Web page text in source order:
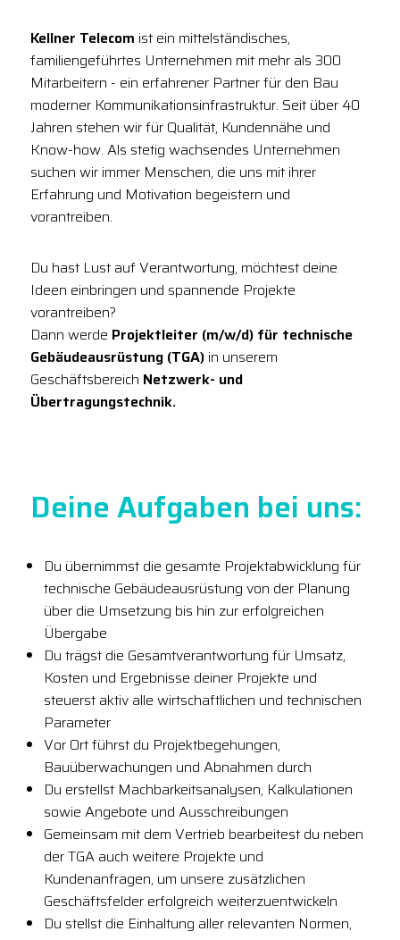
Kellner Telecom ist ein mittelständisches,
familiengeführtes Unternehmen mit mehr als 300
Mitarbeitern - ein erfahrener Partner für den Bau
moderner Kommunikationsinfrastruktur. Seit über 40
Jahren stehen wir für Qualität, Kundennähe und
Know-how. Als stetig wachsendes Unternehmen
suchen wir immer Menschen, die uns mit ihrer
Erfahrung und Motivation begeistern und
vorantreiben.
Du hast Lust auf Verantwortung, möchtest deine
Ideen einbringen und spannende Projekte
vorantreiben?
Dann werde Projektleiter (m/w/d) für technische
Gebäudeausrüstung (TGA) in unserem
Geschäftsbereich Netzwerk- und
Übertragungstechnik.
Deine Aufgaben bei uns:
Du übernimmst die gesamte Projektabwicklung für
technische Gebäudeausrüstung von der Planung
über die Umsetzung bis hin zur erfolgreichen
Übergabe
Du trägst die Gesamtverantwortung für Umsatz,
Kosten und Ergebnisse deiner Projekte und
steuerst aktiv alle wirtschaftlichen und technischen
Parameter
Vor Ort führst du Projektbegehungen,
Bauüberwachungen und Abnahmen durch
Du erstellst Machbarkeitsanalysen, Kalkulationen
sowie Angebote und Ausschreibungen
Gemeinsam mit dem Vertrieb bearbeitest du neben
der TGA auch weitere Projekte und
Kundenanfragen, um unsere zusätzlichen
Geschäftsfelder erfolgreich weiterzuentwickeln
Du stellst die Einhaltung aller relevanten Normen,